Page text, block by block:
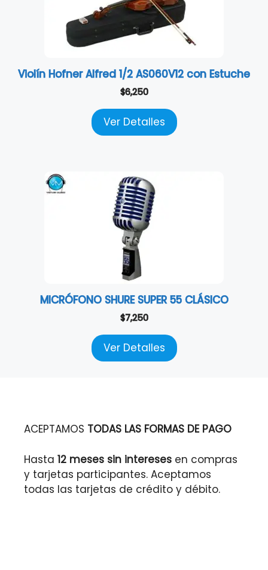
Violín Hofner Alfred 1/2 AS060V12 con Estuche
$6,250
Ver Detalles
MICRÓFONO SHURE SUPER 55 CLÁSICO
$7,250
Ver Detalles
ACEPTAMOS TODAS LAS FORMAS DE PAGO
Hasta 12 meses sin intereses en compras
y tarjetas participantes. Aceptamos
todas las tarjetas de crédito y débito.